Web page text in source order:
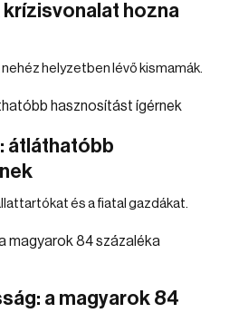
hozna
helyzetben lévő kismamák.
átláthatóbb
és a fiatal gazdákat.
a magyarok 84